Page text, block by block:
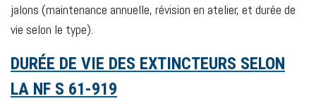
jalons (maintenance annuelle, révision en atelier, et durée de
vie selon le type).
DURÉE DE VIE DES EXTINCTEURS SELON
LA NF S 61-919